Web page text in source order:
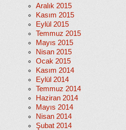
Aralık 2015
Kasım 2015
Eylül 2015
Temmuz 2015
Mayıs 2015
Nisan 2015
Ocak 2015
Kasım 2014
Eylül 2014
Temmuz 2014
Haziran 2014
Mayıs 2014
Nisan 2014
Şubat 2014